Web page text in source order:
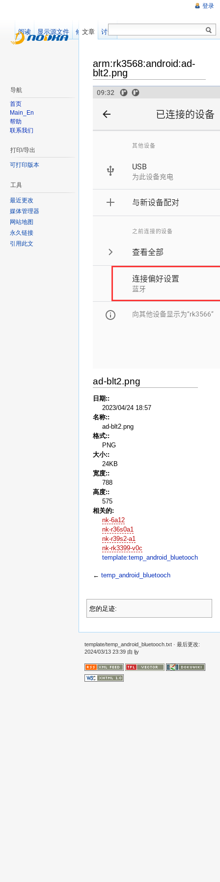
arm:rk3568:android:ad-
blt2.png
ad-blt2.png
日期::
2023/04/24 18:57
名称::
ad-blt2.png
格式::
PNG
大小::
24KB
宽度::
788
高度::
575
相关的:
nk-6a12
nk-r36s0a1
nk-r39s2-a1
nk-rk3399-v0c
template:temp_android_bluetooch
← temp_android_bluetooch
您的足迹:
登录
文章 讨论
阅读 显示源文件 修订记录
导航
首页
Main_En
帮助
联系我们
打印/导出
可打印版本
工具
最近更改
媒体管理器
网站地图
永久链接
引用此文
template/temp_android_bluetooch.txt · 最后更改:
2024/03/13 23:39 由 ljy